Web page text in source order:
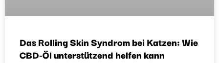
Das Rolling Skin Syndrom bei Katzen: Wie
CBD-Öl unterstützend helfen kann